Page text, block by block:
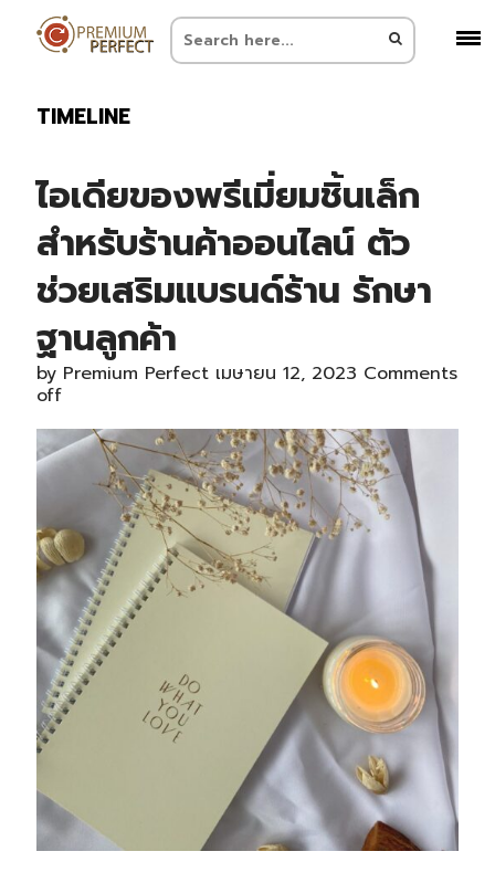
TIMELINE
ไอเดียของพรีเมี่ยมชิ้นเล็ก
สำหรับร้านค้าออนไลน์ ตัว
ช่วยเสริมแบรนด์ร้าน รักษา
ฐานลูกค้า
by Premium Perfect เมษายน 12, 2023 Comments
off